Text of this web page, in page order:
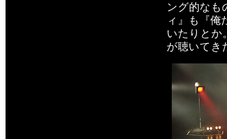
ング的なも
ィ』も『俺
いたりとか
が聴いてき